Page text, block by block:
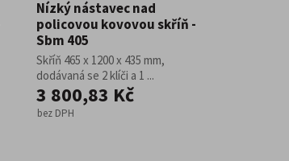
Nízký nástavec nad
policovou kovovou skříň -
Sbm 405
Skříň 465 x 1200 x 435 mm,
dodávaná se 2 klíči a 1 ...
3 800,83 Kč
bez DPH